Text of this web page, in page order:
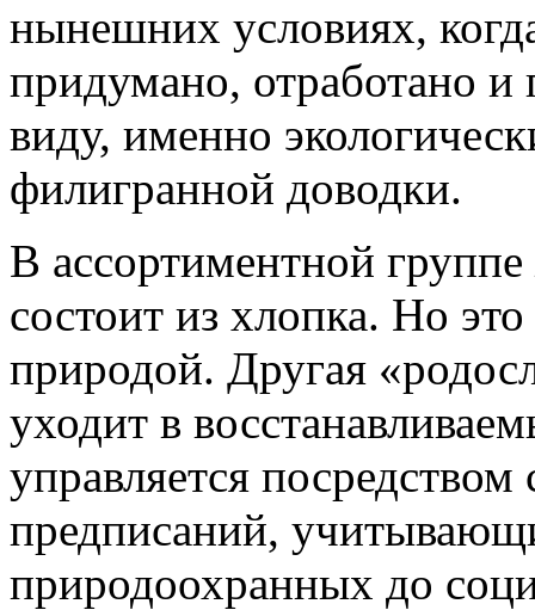
нынешних условиях,
придумано, отработано
виду, именно
филигранной доводки.
В ассортиментной группе
состоит из хлопка. Но это
природой. Другая
уходит в
управляется посредством
предписаний,
природоохранных до